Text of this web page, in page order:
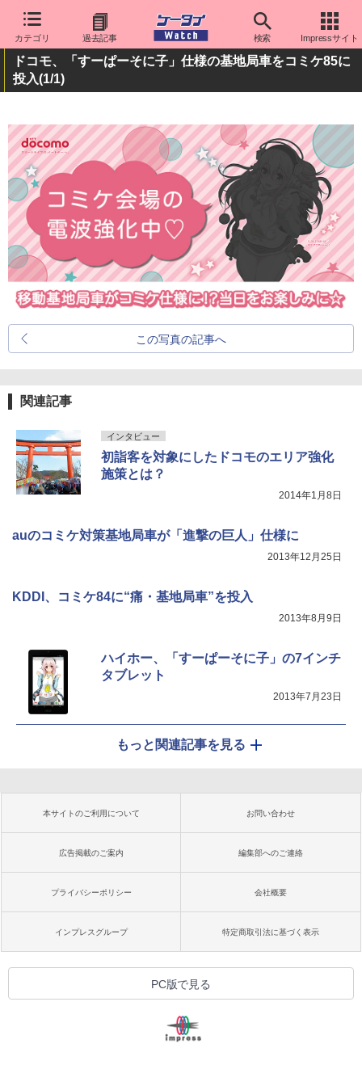
カテゴリ 過去記事 検索 Impressサイト
ドコモ、「すーぱーそに子」仕様の基地局車をコミケ85に
投入(1/1)
この写真の記事へ
関連記事
インタビュー
初詣客を対象にしたドコモのエリア強化
施策とは？
2014年1月8日
auのコミケ対策基地局車が「進撃の巨人」仕様に
2013年12月25日
KDDI、コミケ84に“痛・基地局車”を投入
2013年8月9日
ハイホー、「すーぱーそに子」の7インチ
タブレット
2013年7月23日
もっと関連記事を見る
本サイトのご利用について お問い合わせ
広告掲載のご案内 編集部へのご連絡
プライバシーポリシー 会社概要
インプレスグループ 特定商取引法に基づく表示
PC版で見る